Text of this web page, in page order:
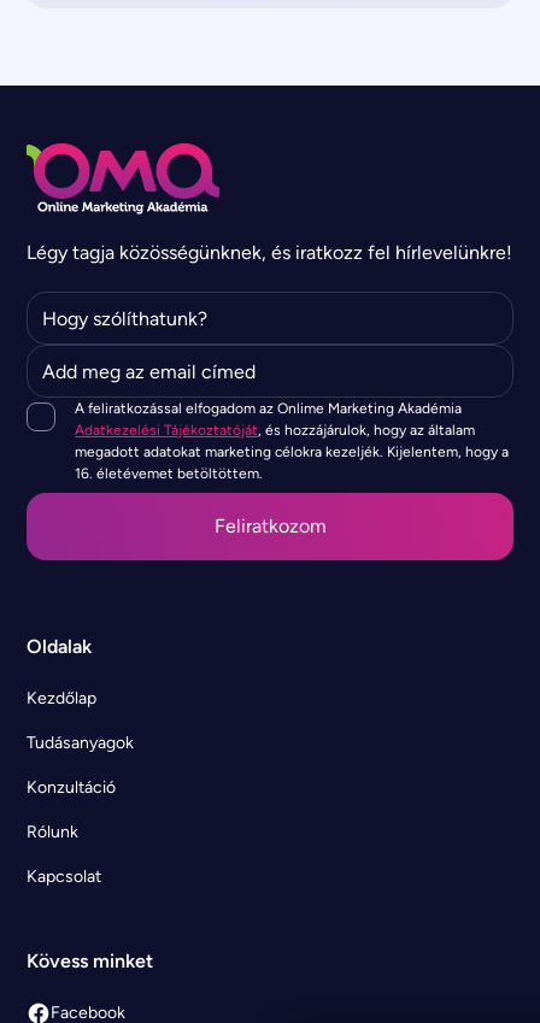
Légy tagja közösségünknek, és iratkozz fel hírlevelünkre!
A feliratkozással elfogadom az Onlime Marketing Akadémia
Adatkezelési Tájékoztatóját, és hozzájárulok, hogy az általam
megadott adatokat marketing célokra kezeljék. Kijelentem, hogy a
16. életévemet betöltöttem.
Oldalak
Kezdőlap
Tudásanyagok
Konzultáció
Rólunk
Kapcsolat
Kövess minket
Facebook